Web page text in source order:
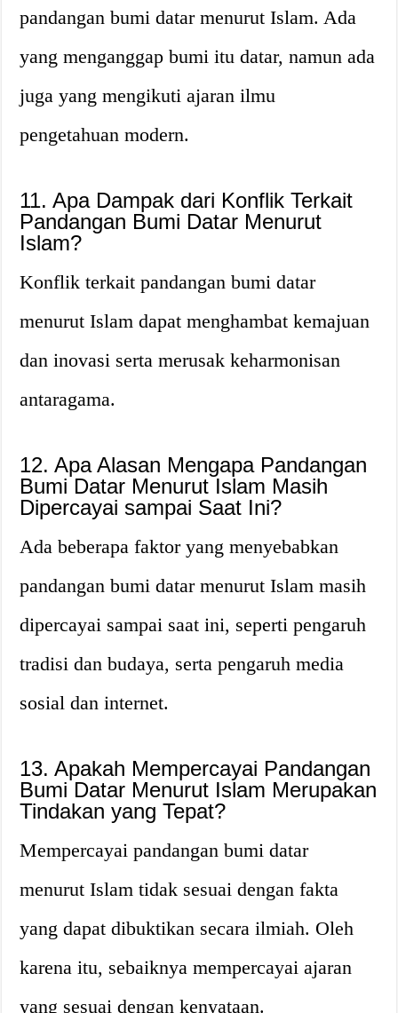
pandangan bumi datar menurut Islam. Ada
yang menganggap bumi itu datar, namun ada
juga yang mengikuti ajaran ilmu
pengetahuan modern.
11. Apa Dampak dari Konflik Terkait
Pandangan Bumi Datar Menurut
Islam?
Konflik terkait pandangan bumi datar
menurut Islam dapat menghambat kemajuan
dan inovasi serta merusak keharmonisan
antaragama.
12. Apa Alasan Mengapa Pandangan
Bumi Datar Menurut Islam Masih
Dipercayai sampai Saat Ini?
Ada beberapa faktor yang menyebabkan
pandangan bumi datar menurut Islam masih
dipercayai sampai saat ini, seperti pengaruh
tradisi dan budaya, serta pengaruh media
sosial dan internet.
13. Apakah Mempercayai Pandangan
Bumi Datar Menurut Islam Merupakan
Tindakan yang Tepat?
Mempercayai pandangan bumi datar
menurut Islam tidak sesuai dengan fakta
yang dapat dibuktikan secara ilmiah. Oleh
karena itu, sebaiknya mempercayai ajaran
yang sesuai dengan kenyataan.